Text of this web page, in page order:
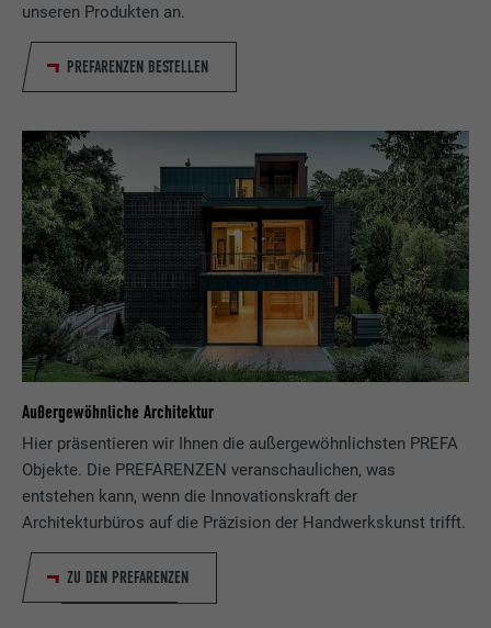
unseren Produkten an.
PREFARENZEN BESTELLEN
Außergewöhnliche Architektur
Hier präsentieren wir Ihnen die außergewöhnlichsten PREFA
Objekte. Die PREFARENZEN veranschaulichen, was
entstehen kann, wenn die Innovationskraft der
Architekturbüros auf die Präzision der Handwerkskunst trifft.
ZU DEN PREFARENZEN